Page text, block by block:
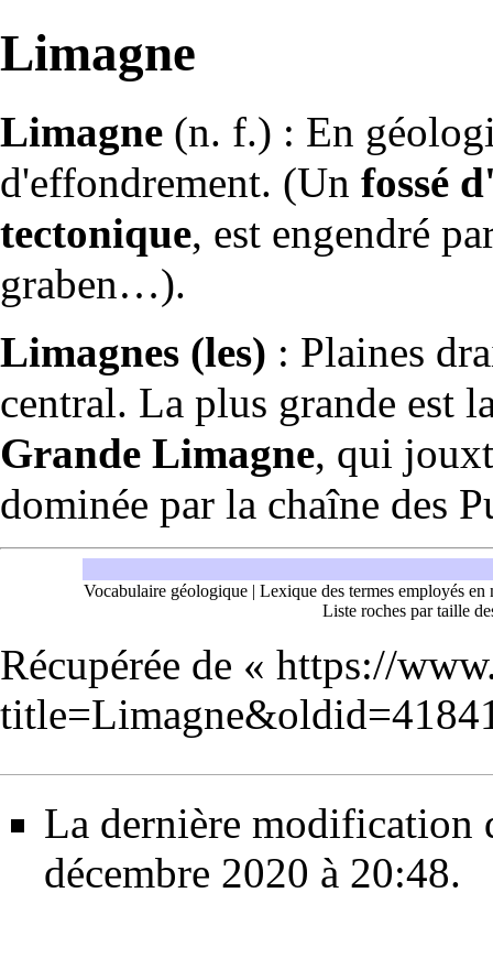
Limagne
Limagne (n. f.) : En
d'effondrement. (Un fossé
tectonique, est engendré
graben…).
Limagnes (les) : Plaines
central. La plus grande est
Grande Limagne, qui
dominée par la chaîne des
Vocabulaire géologique | Lexique des termes employés en
Liste roches par taille
Récupérée de « https://
La dernière modification
décembre 2020 à 20:48.